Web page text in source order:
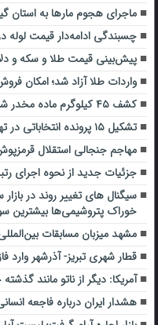
ماجرای هجوم مارها به استان
چسبندگی ادامه‌دار قیمت لوله در
پیش‌بینی قیمت طلا و سکه و دلار امروز ۲۶
واردات طلا آزاد شد؛ امکان
کشف ۴۵ کیلوگرم ماده مخدر شیشه در گمرک نوردوز
تشکیل ۱۵ پرونده انتخاباتی در تهران و صدور ۷ کیفرخواست
مهاجم جنجالی استقلال
جزئیات جدید از نحوه اجرای
سیگنال های تغییر روند در
خوراک پتروشیمی‌ها بیشترین
مشهد میزبان مسابقات
قطار شهری تبریز- آذرشهر وارد
آمریکا: دیگر از ناتو مانند
هشدار ایران درباره فاجعه